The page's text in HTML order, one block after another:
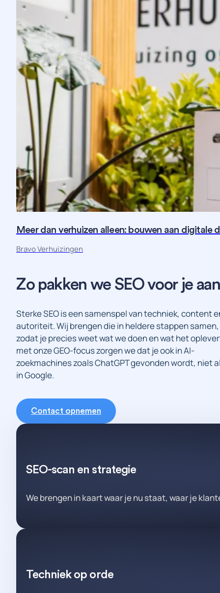
Meer dan verhuizen alleen: bouwen aan digitale
Bravo Verhuizingen
Zo pakken we SEO voor je aan
Sterke SEO is een samenspel van techniek, content
autoriteit. Wij brengen die in heldere stappen samen,
zodat je precies weet wat we doen en wat het
met onze GEO-focus zorgen we dat je ook in AI-
zoekmachines zoals ChatGPT gevonden wordt, niet
in Google.
Contact opnemen
SEO-scan en strategie
We brengen in kaart waar je nu staat, waar je
Techniek op orde